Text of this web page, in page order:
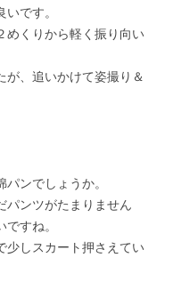
です。
めくりから軽く振り向い
、追いかけて姿撮り＆
ンでしょうか。
パンツがたまりません
すね。
少しスカート押さえてい